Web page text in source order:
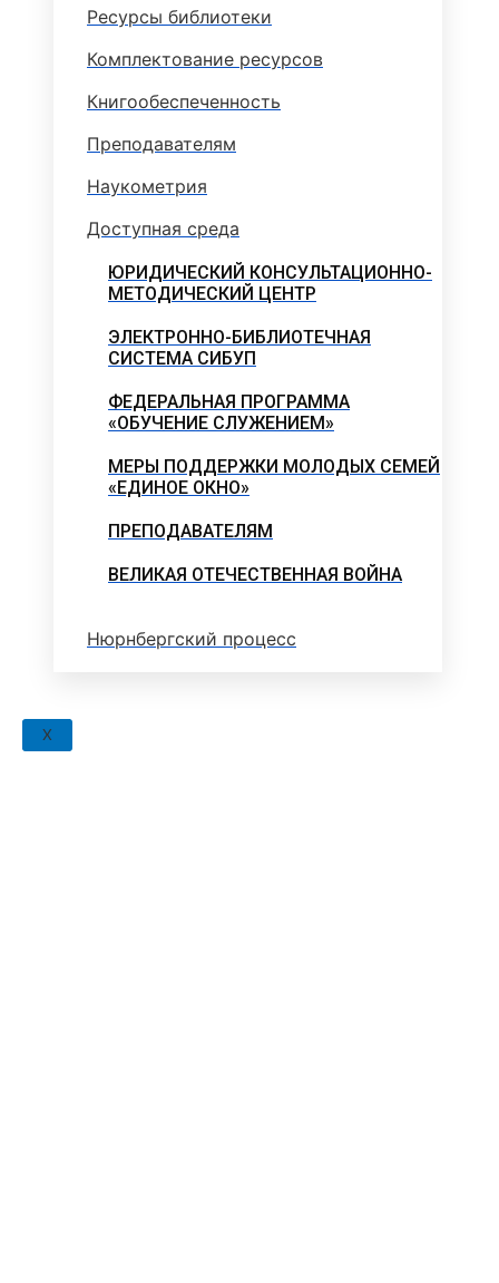
Ресурсы библиотеки
Комплектование ресурсов
Книгообеспеченность
Преподавателям
Наукометрия
Доступная среда
ЮРИДИЧЕСКИЙ КОНСУЛЬТАЦИОННО-
МЕТОДИЧЕСКИЙ ЦЕНТР
ЭЛЕКТРОННО-БИБЛИОТЕЧНАЯ
СИСТЕМА СИБУП
ФЕДЕРАЛЬНАЯ ПРОГРАММА
«ОБУЧЕНИЕ СЛУЖЕНИЕМ»
МЕРЫ ПОДДЕРЖКИ МОЛОДЫХ СЕМЕЙ
«ЕДИНОЕ ОКНО»
ПРЕПОДАВАТЕЛЯМ
ВЕЛИКАЯ ОТЕЧЕСТВЕННАЯ ВОЙНА
Нюрнбергский процесс
X